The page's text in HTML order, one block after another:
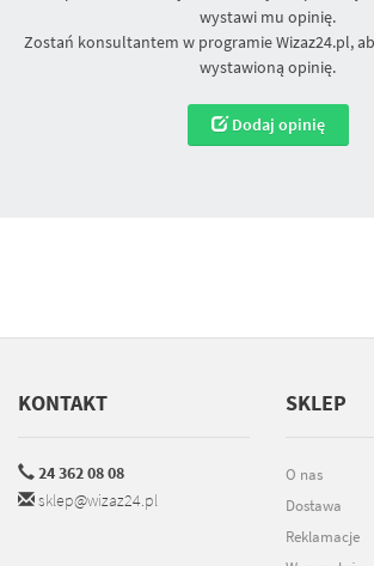
wystawi mu opinię.
Zostań konsultantem w programie Wizaz24.pl,
wystawioną opinię.
Dodaj opinię
KONTAKT
24 362 08 08
sklep@wizaz24.pl
SKLEP
O nas
Dostawa
Reklamacje